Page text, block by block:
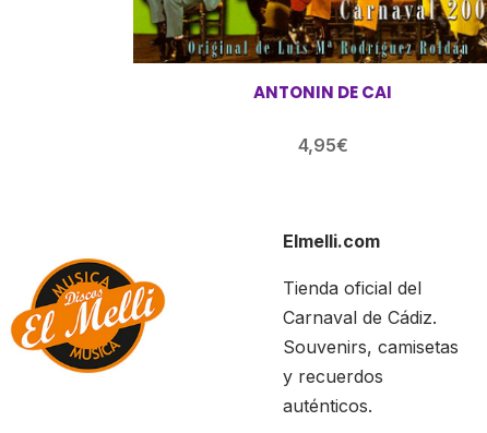
ANTONIN DE CAI
4,95€
Elmelli.com
Tienda oficial del
Carnaval de Cádiz.
Souvenirs, camisetas
y recuerdos
auténticos.